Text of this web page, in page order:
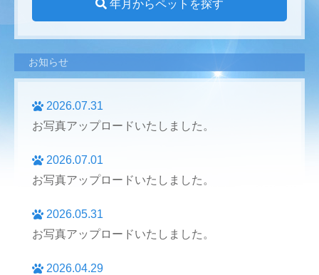
年月からペットを探す
お知らせ
2026.07.31
お写真アップロードいたしました。
2026.07.01
お写真アップロードいたしました。
2026.05.31
お写真アップロードいたしました。
2026.04.29